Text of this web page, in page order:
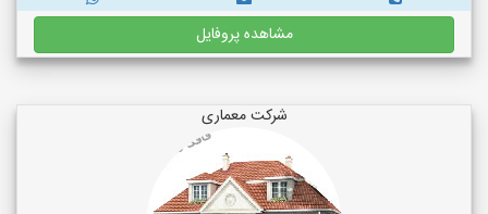
مشاهده پروفایل
شرکت معماری